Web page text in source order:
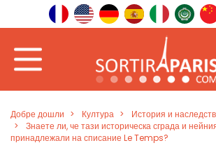
Добре дошли Култура
История и
Знаете ли, че тази историческа сграда и
принадлежали на списание Le Temps?